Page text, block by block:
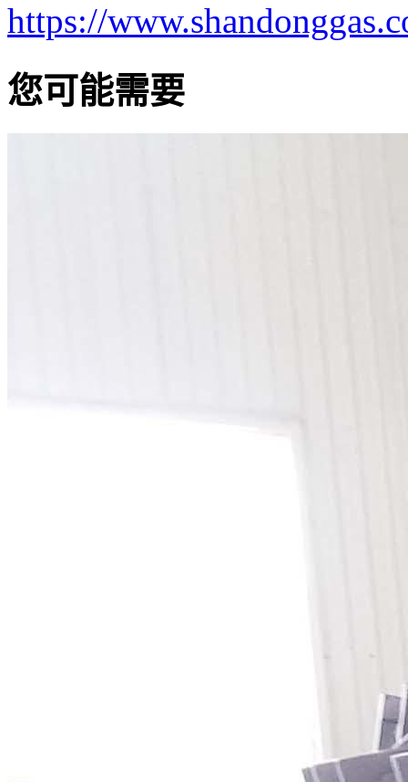
https://
您可能需要